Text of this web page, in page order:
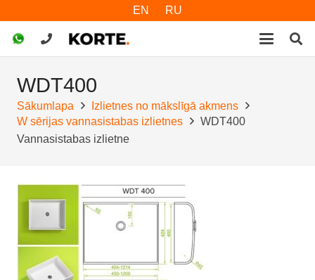
EN RU
WDT400
Sākumlapa
Izlietnes no mākslīgā akmens
W sērijas vannasistabas izlietnes
WDT400
Vannasistabas izlietne